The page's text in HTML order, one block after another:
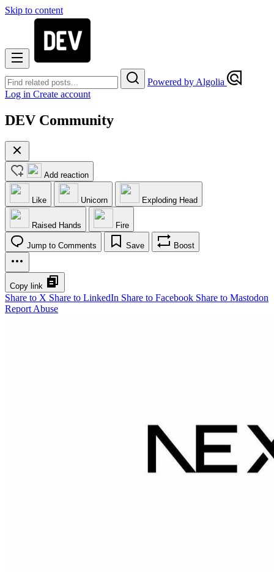
Skip to content
Powered by Algolia
Log in Create account
DEV Community
Add reaction
Like Unicorn Exploding Head
Raised Hands Fire
Jump to Comments Save Boost
Copy link
Share to X Share to LinkedIn Share to Facebook Share to Mastodon
Report Abuse